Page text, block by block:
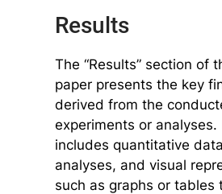
Results
The “Results” section of
paper presents the key
derived from the
experiments or analyses.
includes quantitative
analyses, and visual
such as graphs or tables